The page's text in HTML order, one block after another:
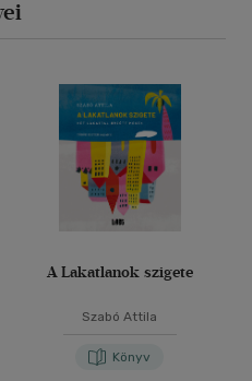
A Lakatlanok szigete
Szabó Attila
Könyv